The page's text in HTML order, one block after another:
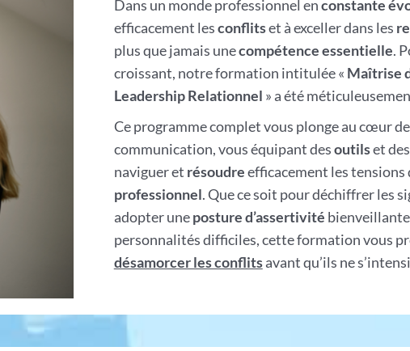
Dans un monde professionnel enconstante
efficacement lesconflitset à exceller dans les
plus que jamais unecompétence essentielle.
croissant, notre formation intitulée « Maîtrise
Leadership Relationnel » a été
Ce programme complet vous plonge au cœur
communication, vous équipant desoutilset des
naviguer et résoudreefficacement les tensions
professionnel. Que ce soit pour déchiffrer les
adopter uneposture d’assertivité
personnalités difficiles, cette formation vous
désamorcer les conflitsavant qu’ils ne